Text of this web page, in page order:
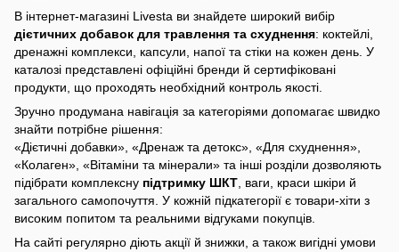
В інтернет-магазині Livesta ви знайдете широкий вибір
дієтичних добавок для травлення та схуднення: коктейлі,
дренажні комплекси, капсули, напої та стіки на кожен день. У
каталозі представлені офіційні бренди й сертифіковані
продукти, що проходять необхідний контроль якості.
Зручно продумана навігація за категоріями допомагає швидко
знайти потрібне рішення:
«Дієтичні добавки», «Дренаж та детокс», «Для схуднення»,
«Колаген», «Вітаміни та мінерали» та інші розділи дозволяють
підібрати комплексну підтримку ШКТ, ваги, краси шкіри й
загального самопочуття. У кожній підкатегорії є товари-хіти з
високим попитом та реальними відгуками покупців.
На сайті регулярно діють акції й знижки, а також вигідні умови